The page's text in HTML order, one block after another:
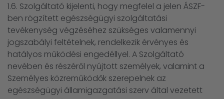
1.6. Szolgáltató kijelenti, hogy megfelel a jelen ÁSZF-
ben rögzített egészségügyi szolgáltatási
tevékenység végzéséhez szükséges valamennyi
jogszabályi feltételnek, rendelkezik érvényes és
hatályos működési engedéllyel. A Szolgáltató
nevében és részéről nyújtott személyek, valamint a
Személyes közreműködők szerepelnek az
egészségügyi államigazgatási szerv által vezetett